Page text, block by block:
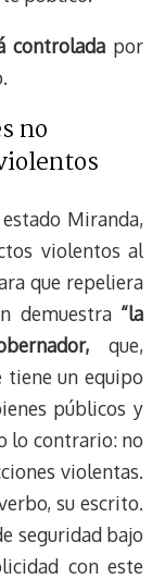
controlada por
no
Miranda,
violentos al
que repeliera
demuestra“la
que,
tiene un equipo
públicos y
lo contrario: no
violentas.
su escrito.
seguridad bajo
con este